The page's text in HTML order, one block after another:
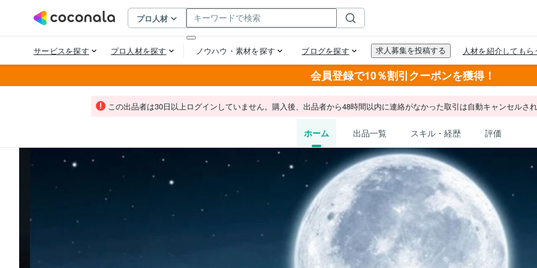
会員登録で10％割引クーポンを獲得！
この出品者は30日以上ログインしていません。購入後、出品者から48時間以内に連絡がなかった取引は自動キャンセルさ
ホーム 出品一覧 スキル・経歴 評価